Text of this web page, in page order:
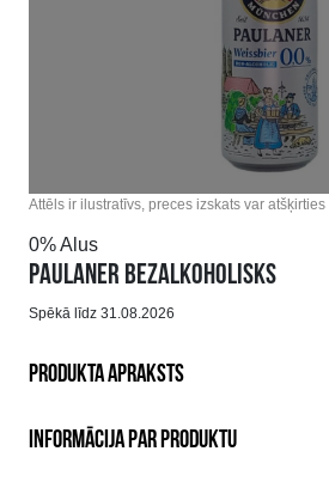
Attēls ir ilustratīvs, preces izskats var atšķirties
0% Alus
PAULANER BEZALKOHOLISKS
Spēkā līdz 31.08.2026
PRODUKTA APRAKSTS
INFORMĀCIJA PAR PRODUKTU